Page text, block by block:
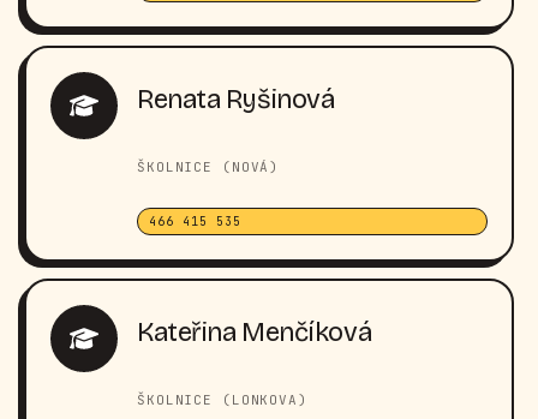
Renata Ryšinová
ŠKOLNICE (NOVÁ)
466 415 535
Kateřina Menčíková
ŠKOLNICE (LONKOVA)